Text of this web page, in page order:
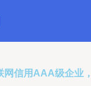
网信用AAA级企业